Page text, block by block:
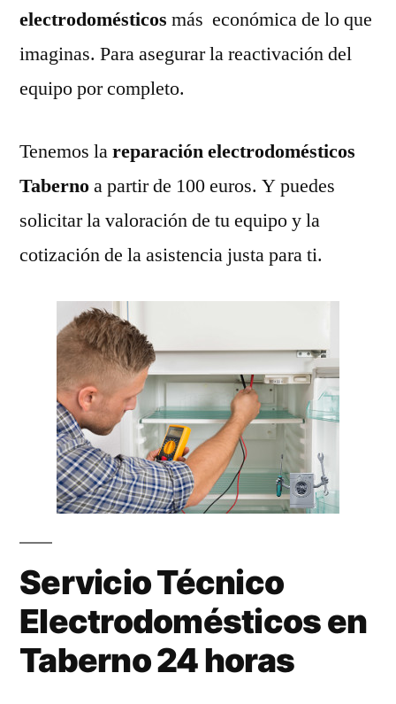
electrodomésticos más económica de lo que
imaginas. Para asegurar la reactivación del
equipo por completo.
Tenemos lareparación electrodomésticos
Tabernoa partir de 100 euros. Y puedes
solicitar la valoración de tu equipo y la
cotización de la asistencia justa para ti.
Servicio Técnico
Electrodomésticos en
Taberno 24 horas